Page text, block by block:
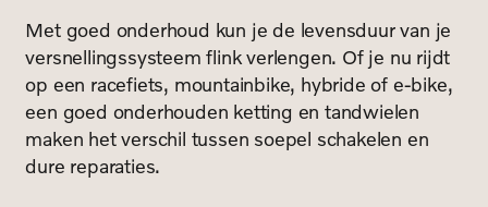
Met goed onderhoud kun je de levensduur van je
versnellingssysteem flink verlengen. Of je nu rijdt
op een racefiets, mountainbike, hybride of e-bike,
een goed onderhouden ketting en tandwielen
maken het verschil tussen soepel schakelen en
dure reparaties.